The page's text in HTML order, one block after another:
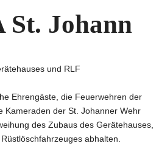
St. Johann
und RLF
Ehrengäste, die Feuerwehren der
Kameraden der St. Johanner Wehr
des Zubaus des Gerätehauses,
abhalten.